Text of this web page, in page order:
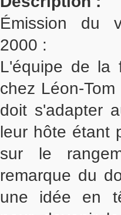
Émission du
2000 :
L'équipe de la
chez Léon-
doit s'adapter
leur hôte étant
sur le
remarque du
une idée en